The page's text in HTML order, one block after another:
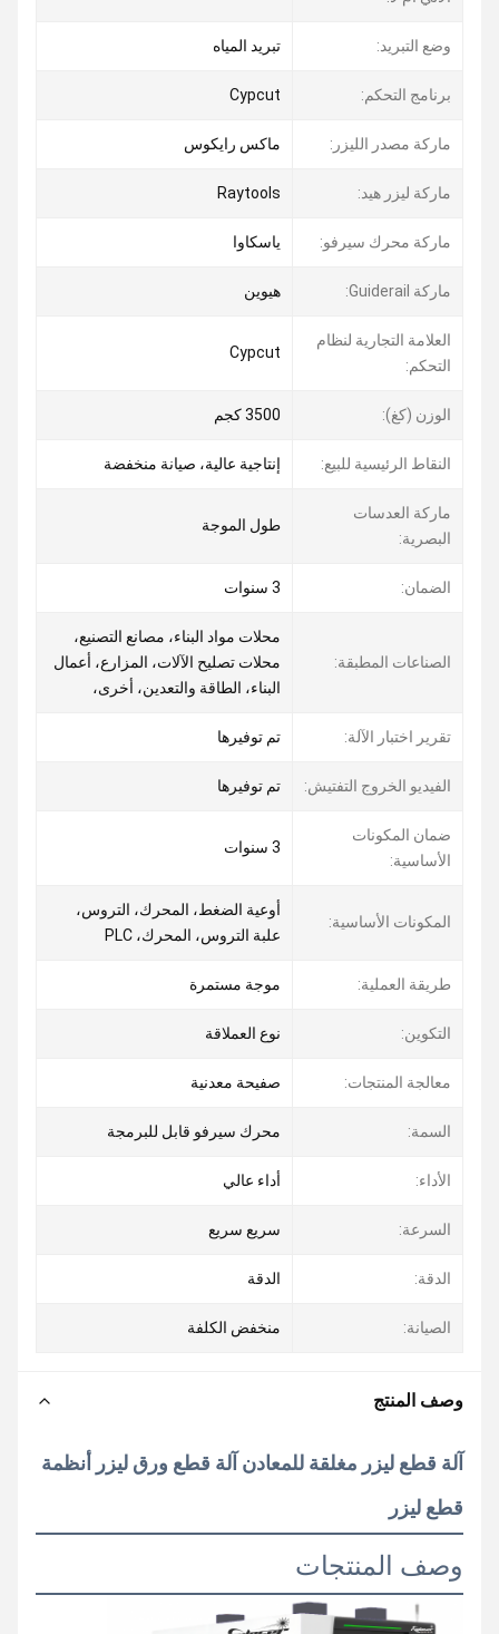
وضع التبريد: تبريد المياه
برنامج التحكم: Cypcut
ماركة مصدر الليزر: ماكس رايكوس
ماركة ليزر هيد: Raytools
ماركة محرك سيرفو: ياسكاوا
ماركة Guiderail: هيوين
العلامة التجارية لنظام
التحكم:
Cypcut
الوزن (كغ): 3500 كجم
النقاط الرئيسية للبيع: إنتاجية عالية، صيانة منخفضة
ماركة العدسات
البصرية:
طول الموجة
الضمان: 3 سنوات
الصناعات المطبقة:
محلات مواد البناء، مصانع التصنيع،
محلات تصليح الآلات، المزارع، أعمال
البناء، الطاقة والتعدين، أخرى،
تقرير اختبار الآلة: تم توفيرها
الفيديو الخروج التفتيش: تم توفيرها
ضمان المكونات
الأساسية:
3 سنوات
المكونات الأساسية:
أوعية الضغط، المحرك، التروس،
علبة التروس، المحرك، PLC
طريقة العملية: موجة مستمرة
التكوين: نوع العملاقة
معالجة المنتجات: صفيحة معدنية
السمة: محرك سيرفو قابل للبرمجة
الأداء: أداء عالي
السرعة: سريع سريع
الدقة: الدقة
الصيانة: منخفض الكلفة
وصف المنتج
آلة قطع ليزر مغلقة للمعادن آلة قطع ورق ليزر أنظمة
قطع ليزر
وصف المنتجات